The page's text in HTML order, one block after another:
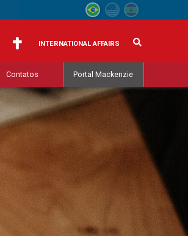
INTERNATIONAL AFFAIRS
Contatos Portal Mackenzie